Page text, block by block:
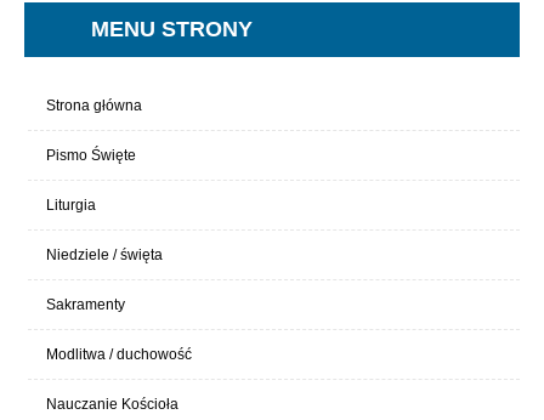
MENU STRONY
Strona główna
Pismo Święte
Liturgia
Niedziele / święta
Sakramenty
Modlitwa / duchowość
Nauczanie Kościoła